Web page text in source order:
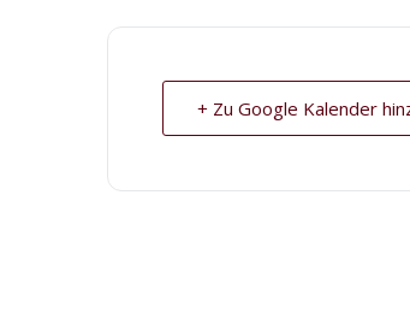
+ Zu Google Kalender